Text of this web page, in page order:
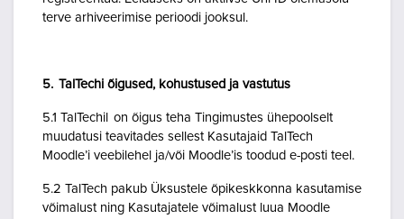
terve arhiveerimise perioodi jooksul.
5. TalTechi õigused, kohustused ja vastutus
5.1 TalTechil on õigus teha Tingimustes ühepoolselt
muudatusi teavitades sellest Kasutajaid TalTech
Moodle’i veebilehel ja/või Moodle’is toodud e-posti teel.
5.2 TalTech pakub Üksustele õpikeskkonna kasutamise
võimalust ning Kasutajatele võimalust luua Moodle